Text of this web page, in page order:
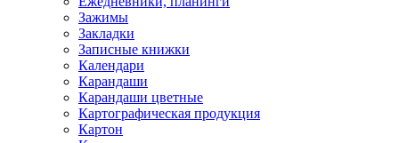
Зажимы
Закладки
Записные книжки
Календари
Карандаши
Карандаши цветные
Картографическая продукция
Картон